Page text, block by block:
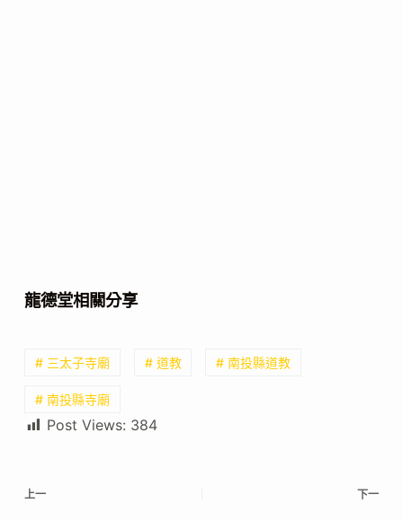
龍德堂相關分享
# 三太子寺廟 # 道教 # 南投縣道教
# 南投縣寺廟
Post Views: 384
上一 下一